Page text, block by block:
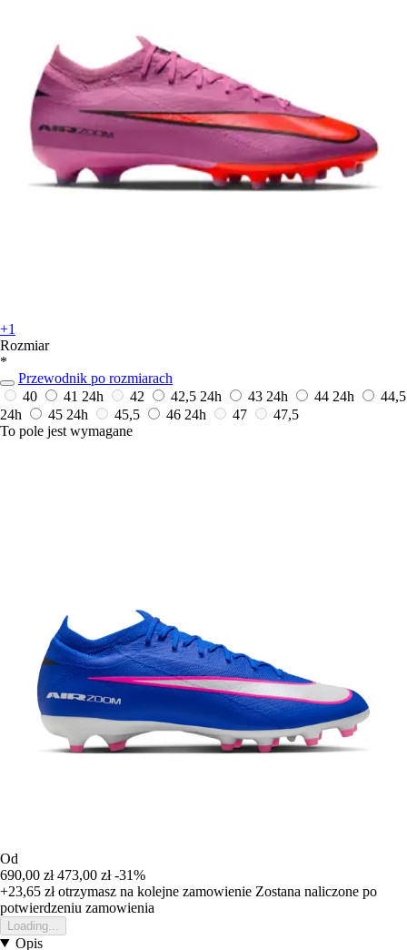
+1
Rozmiar
*
Przewodnik po rozmiarach
40
41 24h 42 42,5 24h 43 24h 44 24h
44,5
24h
45 24h 45,5 46 24h 47
47,5
To pole jest wymagane
Od
690,00 zł 473,00 zł -31%
+23,65 złotrzymasz na kolejne zamowienie Zostana naliczone po
potwierdzeniu zamowienia
Loading...
Opis